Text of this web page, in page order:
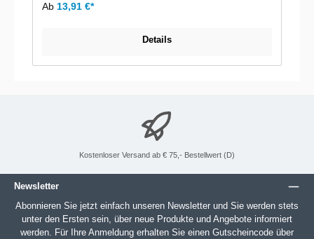
Ab 13,91 €*
Details
Kostenloser Versand ab € 75,- Bestellwert (D)
Newsletter
Abonnieren Sie jetzt einfach unseren Newsletter und Sie werden stets
unter den Ersten sein, über neue Produkte und Angebote informiert
werden. Für Ihre Anmeldung erhalten Sie einen Gutscheincode über